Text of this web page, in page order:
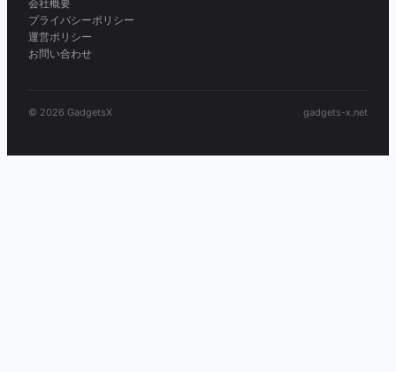
会社概要
プライバシーポリシー
運営ポリシー
お問い合わせ
© 2026 GadgetsX gadgets-x.net